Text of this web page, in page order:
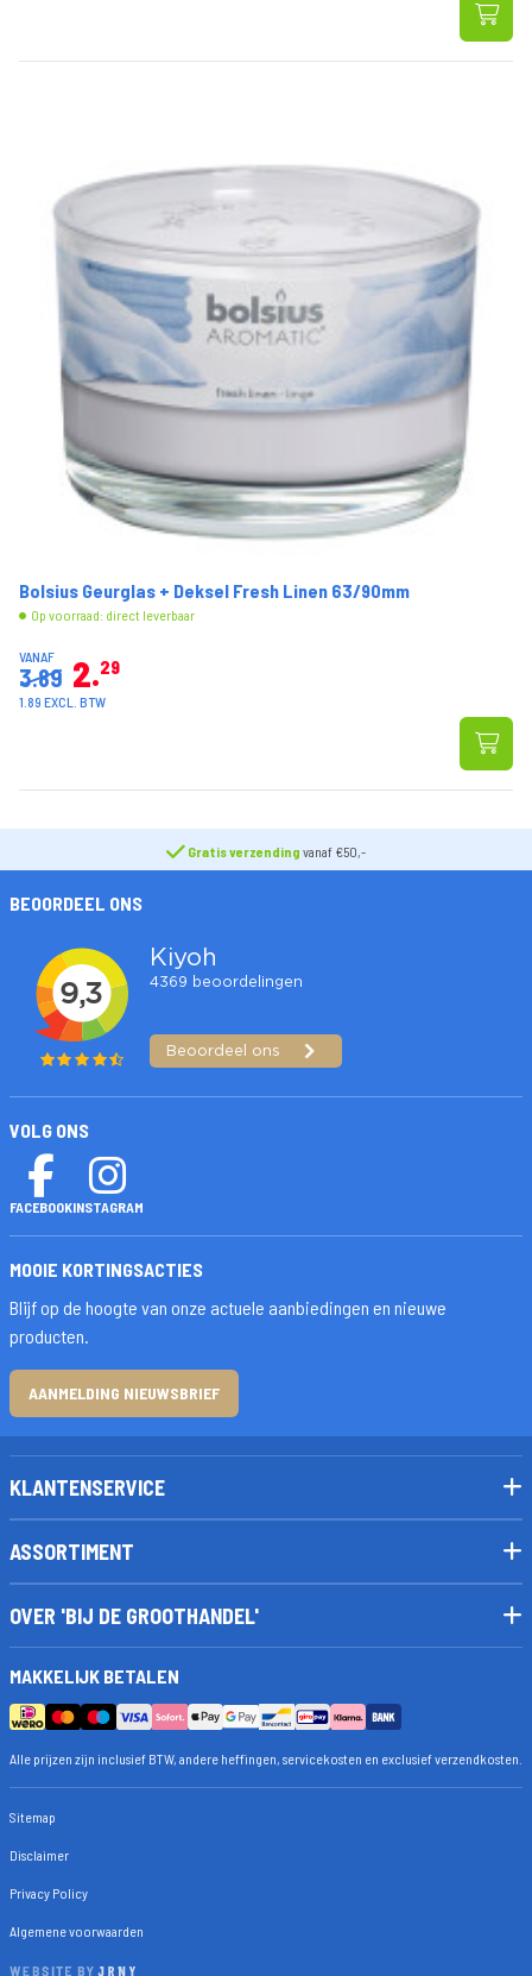
Bolsius Geurglas + Deksel Fresh Linen 63/90mm
Op voorraad: direct leverbaar
VANAF
3.89 2 29
1.89 EXCL. BTW
Gratis verzending vanaf €50,-
BEOORDEEL ONS
VOLG ONS
FACEBOOKINSTAGRAM
MOOIE KORTINGSACTIES
Blijf op de hoogte van onze actuele aanbiedingen en nieuwe
producten.
AANMELDING NIEUWSBRIEF
KLANTENSERVICE
ASSORTIMENT
OVER 'BIJ DE GROOTHANDEL'
MAKKELIJK BETALEN
Alle prijzen zijn inclusief BTW, andere heffingen, servicekosten en exclusief verzendkosten.
Sitemap
Disclaimer
Privacy Policy
Algemene voorwaarden